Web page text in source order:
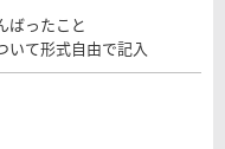
ばったこと
いて形式自由で記入